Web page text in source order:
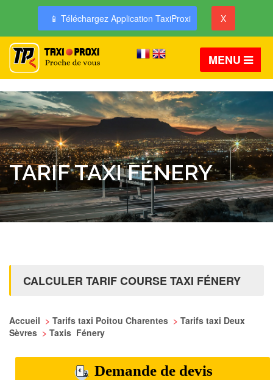
📱 Téléchargez Application TaxiProxi X
MENU
TARIF TAXI FÉNERY
CALCULER TARIF COURSE TAXI FÉNERY
Accueil > Tarifs taxi Poitou Charentes > Tarifs taxi Deux
Sèvres > Taxis Fénery
Demande de devis